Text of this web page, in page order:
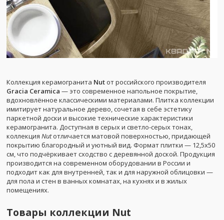
Коллекция керамогранита Nut от российского производителя
Gracia Ceramica — это современное напольное покрытие,
вдохновлённое классическими материалами. Плитка коллекции
имитирует натуральное дерево, сочетая в себе эстетику
паркетной доски и высокие технические характеристики
керамогранита. Доступная в серых и светло-серых тонах,
коллекция Nutотличается матовой поверхностью, придающей
покрытию благородный и уютный вид. Формат плитки — 12,5x50
см, что подчёркивает сходство с деревянной доской. Продукция
производится на современном оборудовании в России и
подходит как для внутренней, так и для наружной облицовки —
для пола и стен в ванных комнатах, на кухнях и в жилых
помещениях.
Товары коллекции Nut